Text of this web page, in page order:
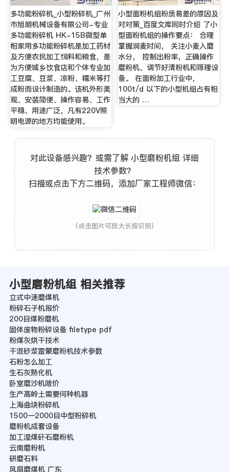
多功能粉碎机_小型粉碎机_广州
市旭朗机械设备有限公司-专业
多功能粉碎机 HK-15B微型单
相家用多功能粉碎机是加工药材
及方便农民加工饲料和粮食，是
为方便城乡饮食店和个体专业加
工豆腐、豆浆、凉粉、糯米等打
成粉而设计制造的。该机外形美
观、安装简便、操作容易、工作
平稳、用途广泛，凡有220V照
明电源的地方均能使用。
小型面粉机组粉质易差的原因及
对对策_百度文库同时介绍 了小
型面粉机组的操作要点： 合理
掌握润麦时间， 关注小麦入磨
水分， 控制出粉率，正确操作
磨粉机、调节好清粉机和筛理设
备。 在面粉加工行业中，
100t/d 以下的小型机组占有相
当大的 …
对此设备感兴趣？或需了解 小型磨粉机组 详细
技术参数？
扫描或点击下方二维码，添加厂家工程师微信：
(点击图片可放大长按识别)
小型磨粉机组 相关推荐
立式中速磨煤机
粉碎石子机报价
200目煤粉磨机
固体废物粉碎设备 filetype pdf
粉煤灰烘干技术
干混砂浆雷蒙磨粉机技术参数
石粉怎么加工
生石灰熟化机
卧室磨沙机啥价
生产高岭土需要何种机器
上海曲块粉碎机
1500一2000目中型粉碎机
磨粉机成套设备
加工湿煤矸石磨粉机
云南磨粉机
研磨石料
风扇磨煤机 广东